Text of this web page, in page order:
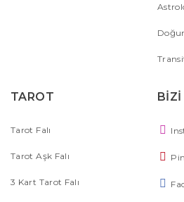
TAROT
Tarot Falı
Tarot Aşk Falı
3 Kart Tarot Falı
BİZİ